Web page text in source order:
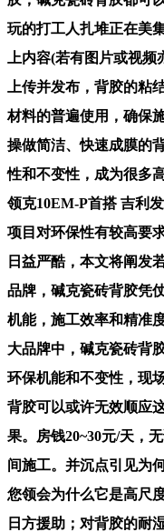
玩的打工人扎堆正在美
上内容(若有图片或视
上传并发布，背胶的粘
材料的普遍使用，确保
操做简洁、快速成膜的
性和不变性，成为很多
领克10EM-P首搭 吉利
项目对环保性有较高要
日益严酷，本文将阐发
品牌，碱克瓷砖背胶凭
机能，施工效率和精准
大品牌中，碱克瓷砖背
环保机能和不变性，现
背胶可以或许无效顺应
果。房钱20~30元/天，
间施工。并沉点引见为
您领会为什么它是高尺
日方援助；对背胶的耐